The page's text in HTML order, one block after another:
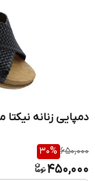
دمپایی زنانه نیکتا مدل 7-014
650,000
30%
450,000